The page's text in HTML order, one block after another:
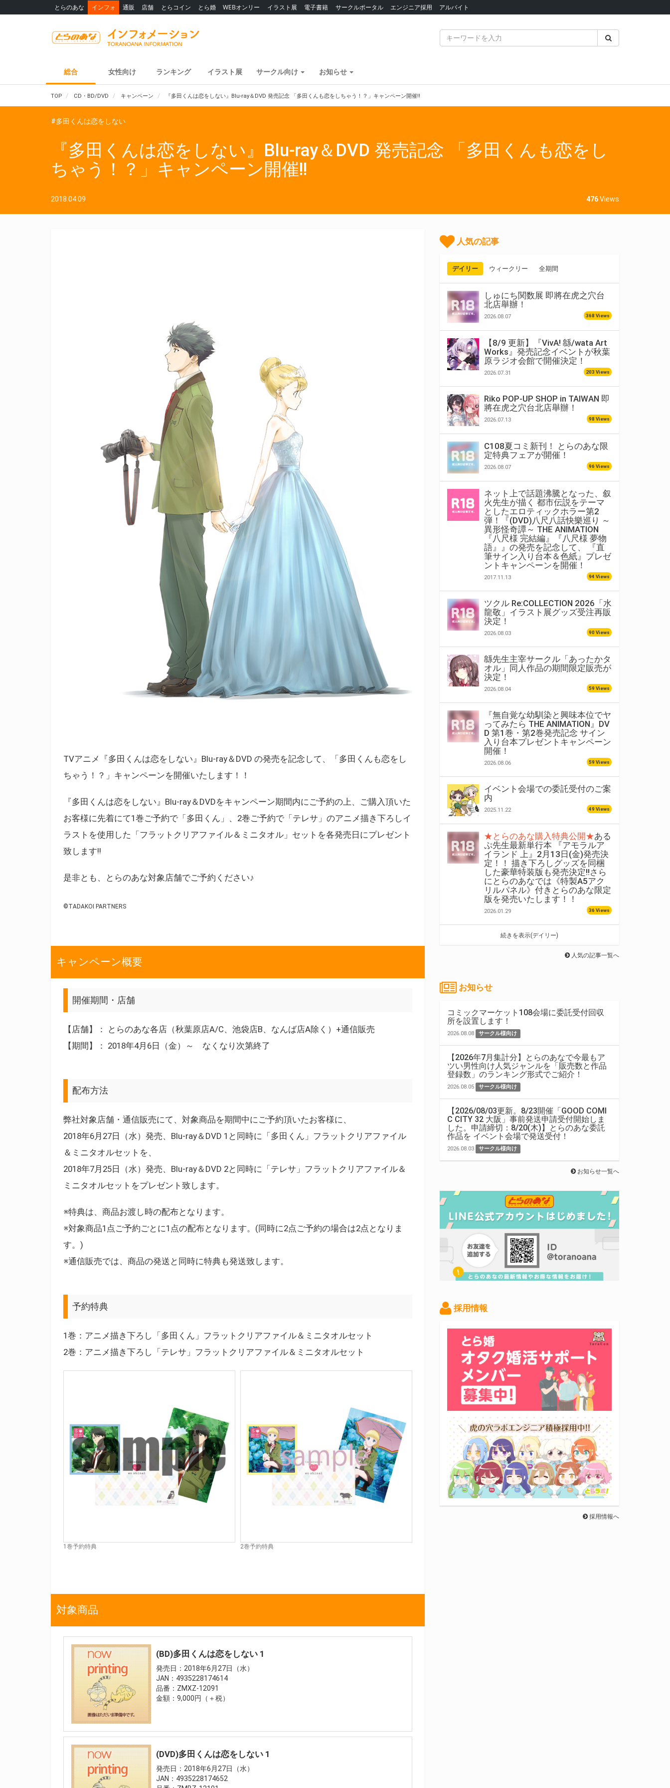
とらのあな インフォ 通販 店舗 とらコイン とら婚 WEBオンリー イラスト展 電子書籍 サークルポータル エンジニア採用 アルバイト
総合 女性向け ランキング イラスト展 サークル向け お知らせ
TOP CD・BD/DVD キャンペーン 『多田くんは恋をしない』Blu-ray＆DVD 発売記念 「多田くんも恋をしちゃう！？」キャンペーン開催!!
#多田くんは恋をしない
『多田くんは恋をしない』Blu-ray＆DVD 発売記念 「多田くんも恋をし
ちゃう！？」キャンペーン開催!!
2018.04.09 476Views
TVアニメ『多田くんは恋をしない』Blu-ray＆DVD の発売を記念して、「多田くんも恋をし
ちゃう！？」キャンペーンを開催いたします！！
『多田くんは恋をしない』Blu-ray＆DVDをキャンペーン期間内にご予約の上、ご購入頂いた
お客様に先着にて1巻ご予約で「多田くん」、2巻ご予約で「テレサ」のアニメ描き下ろしイ
ラストを使用した「フラットクリアファイル＆ミニタオル」セットを各発売日にプレゼント
致します!!
是非とも、とらのあな対象店舗でご予約ください♪
©TADAKOI PARTNERS
キャンペーン概要
開催期間・店舗
【店舗】： とらのあな各店（秋葉原店A/C、池袋店B、なんば店A除く）+通信販売
【期間】： 2018年4月6日（金）～ なくなり次第終了
配布方法
弊社対象店舗・通信販売にて、対象商品を期間中にご予約頂いたお客様に、
2018年6月27日（水）発売、Blu-ray＆DVD 1と同時に「多田くん」フラットクリアファイル
＆ミニタオルセットを、
2018年7月25日（水）発売、Blu-ray＆DVD 2と同時に「テレサ」フラットクリアファイル＆
ミニタオルセットをプレゼント致します。
※特典は、商品お渡し時の配布となります。
※対象商品1点ご予約ごとに1点の配布となります。(同時に2点ご予約の場合は2点となりま
す。)
※通信販売では、商品の発送と同時に特典も発送致します。
予約特典
1巻：アニメ描き下ろし「多田くん」フラットクリアファイル＆ミニタオルセット
2巻：アニメ描き下ろし「テレサ」フラットクリアファイル＆ミニタオルセット
1巻予約特典 2巻予約特典
対象商品
(BD)多田くんは恋をしない 1
発売日：2018年6月27日（水）
JAN：4935228174614
品番：ZMXZ-12091
金額：9,000円（＋税）
(DVD)多田くんは恋をしない 1
発売日：2018年6月27日（水）
JAN：4935228174652
人気の記事
デイリー ウィークリー 全期間
しゅにち関数展 即將在虎之穴台
北店舉辦！
2026.08.07 368 Views
【8/9 更新】『VivA! 緜/wata Art
Works』発売記念イベントが秋葉
原ラジオ会館で開催決定！
2026.07.31 203 Views
Riko POP-UP SHOP in TAIWAN 即
將在虎之穴台北店舉辦！
2026.07.13 98 Views
C108夏コミ新刊！ とらのあな限
定特典フェアが開催！
2026.08.07 96 Views
ネット上で話題沸騰となった、叙
火先生が描く 都市伝説をテーマ
としたエロティックホラー第2
弾！『(DVD)八尺八話快樂巡り ～
異形怪奇譚～ THE ANIMATION
『八尺様 完結編』『八尺様 夢物
語』』の発売を記念して、 『直
筆サイン入り台本＆色紙』プレゼ
ントキャンペーンを開催！
2017.11.13 94 Views
ツクル Re:COLLECTION 2026「水
龍敬」イラスト展グッズ受注再販
決定！
2026.08.03 90 Views
緜先生主宰サークル「あったかタ
オル」同人作品の期間限定販売が
決定！
2026.08.04 59 Views
『無自覚な幼馴染と興味本位でヤ
ってみたら THE ANIMATION』DV
D 第1巻・第2巻発売記念 サイン
入り台本プレゼントキャンペーン
開催！
2026.08.06 59 Views
イベント会場での委託受付のご案
内
2025.11.22 49 Views
★とらのあな購入特典公開★ある
ぷ先生最新単行本 『アモラルア
イランド 上』2月13日(金)発売決
定！！ 描き下ろしグッズを同梱
した豪華特装版も発売決定!!さら
にとらのあなでは《特製A5アク
リルパネル》付きとらのあな限定
版を発売いたします！！
2026.01.29 36 Views
続きを表示(デイリー)
人気の記事一覧へ
お知らせ
コミックマーケット108会場に委託受付回収
所を設置します！
2026.08.08 サークル様向け
【2026年7月集計分】とらのあなで今最もア
ツい男性向け人気ジャンルを「販売数と作品
登録数」のランキング形式でご紹介！
2026.08.05 サークル様向け
【2026/08/03更新。8/23開催「GOOD COMI
C CITY 32 大阪」事前発送申請受付開始しま
した。申請締切：8/20(木)】とらのあな委託
作品を イベント会場で発送受付！
2026.08.03 サークル様向け
お知らせ一覧へ
採用情報
採用情報へ